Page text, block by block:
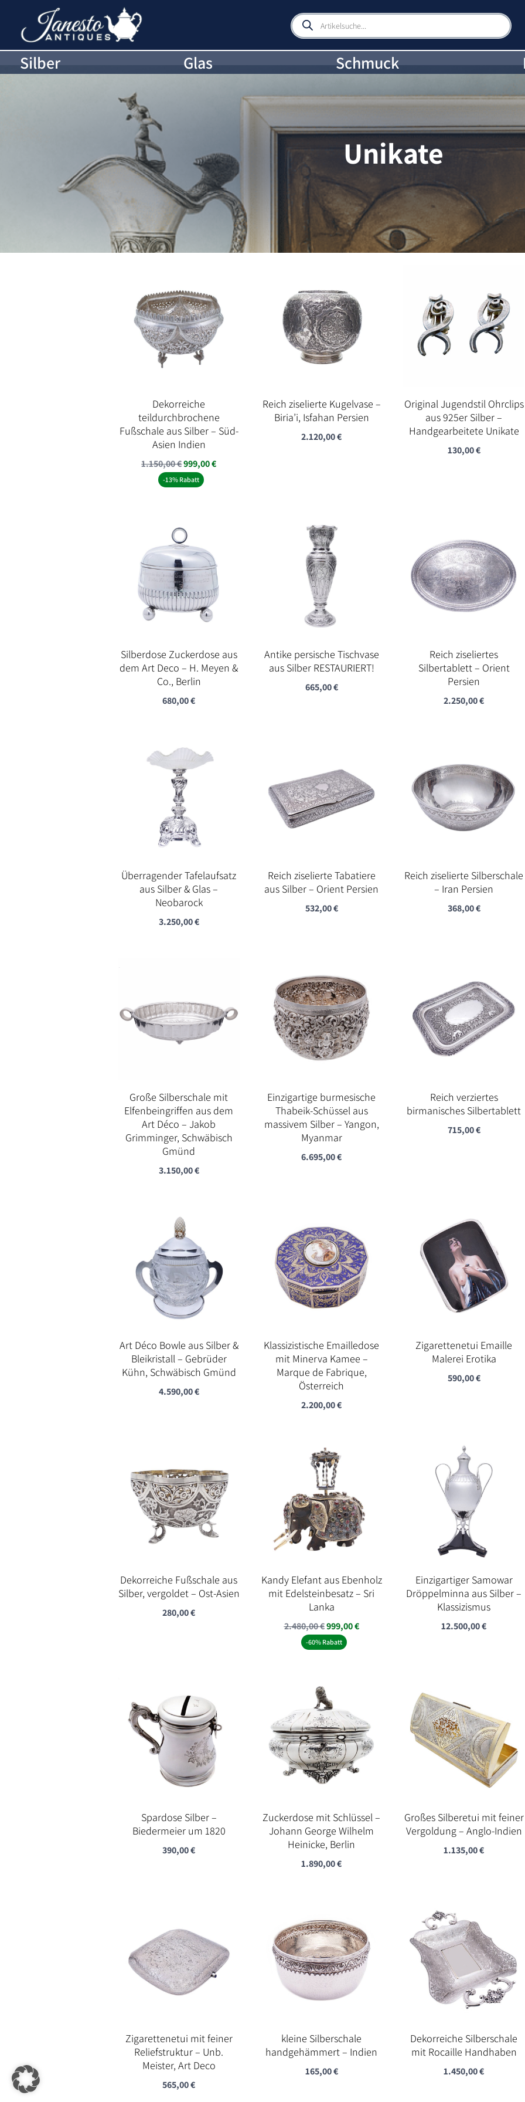
Products
search
Silber Glas Schmuck
Unikate
Dekorreiche
teildurchbrochene
Fußschale aus Silber – Süd-
Asien Indien
1.150,00€Ursprünglicher
Preis
999,00€Aktueller
-13% Rabatt
Reich ziselierte Kugelvase –
Biria’i, Isfahan Persien
2.120,00€
Original Jugendstil Ohrclips
aus 925er Silber –
Handgearbeitete Unikate
130,00€
Silberdose Zuckerdose aus
dem Art Deco – H. Meyen &
Co., Berlin
680,00€
Antike persische Tischvase
aus Silber RESTAURIERT!
665,00€
Reich ziseliertes
Silbertablett – Orient
Persien
2.250,00€
Überragender Tafelaufsatz
aus Silber & Glas –
Neobarock
3.250,00€
Reich ziselierte Tabatiere
aus Silber – Orient Persien
532,00€
Reich ziselierte Silberschale
– Iran Persien
368,00€
Große Silberschale mit
Elfenbeingriffen aus dem
Art Déco – Jakob
Grimminger, Schwäbisch
Gmünd
3.150,00€
Einzigartige burmesische
Thabeik-Schüssel aus
massivem Silber – Yangon,
Myanmar
6.695,00€
Reich verziertes
birmanisches Silbertablett
715,00€
Art Déco Bowle aus Silber &
Bleikristall – Gebrüder
Kühn, Schwäbisch Gmünd
4.590,00€
Klassizistische Emailledose
mit Minerva Kamee –
Marque de Fabrique,
Österreich
2.200,00€
Zigarettenetui Emaille
Malerei Erotika
590,00€
Dekorreiche Fußschale aus
Silber, vergoldet – Ost-Asien
280,00€
Kandy Elefant aus Ebenholz
mit Edelsteinbesatz – Sri
Lanka
2.480,00€Ursprünglicher
Preis
999,00€Aktueller
-60% Rabatt
Einzigartiger Samowar
Dröppelminna aus Silber –
Klassizismus
12.500,00€
Spardose Silber –
Biedermeier um 1820
390,00€
Zuckerdose mit Schlüssel –
Johann George Wilhelm
Heinicke, Berlin
1.890,00€
Großes Silberetui mit feiner
Vergoldung – Anglo-Indien
1.135,00€
Zigarettenetui mit feiner
Reliefstruktur – Unb.
Meister, Art Deco
565,00€
kleine Silberschale
handgehämmert – Indien
165,00€
Dekorreiche Silberschale
mit Rocaille Handhaben
1.450,00€